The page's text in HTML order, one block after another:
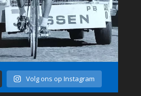
Volg ons op Instagram